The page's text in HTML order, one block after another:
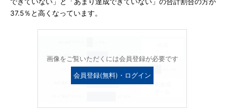
37.5％と高くなっています。
画像をご覧いただくには会員登録が必要です
会員登録(無料)・ログイン